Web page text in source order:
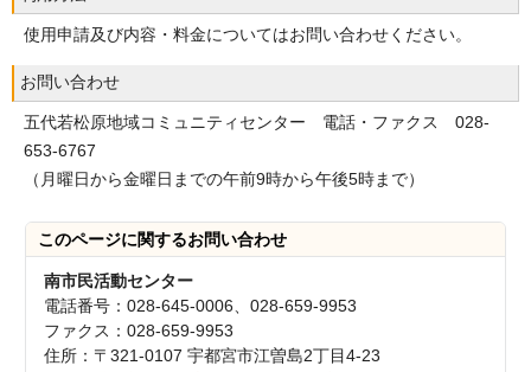
使用申請及び内容・料金についてはお問い合わせください。
お問い合わせ
五代若松原地域コミュニティセンター 電話・ファクス 028-
653-6767
（月曜日から金曜日までの午前9時から午後5時まで）
このページに関するお問い合わせ
南市民活動センター
電話番号：028-645-0006、028-659-9953
ファクス：028-659-9953
住所：〒321-0107 宇都宮市江曽島2丁目4-23